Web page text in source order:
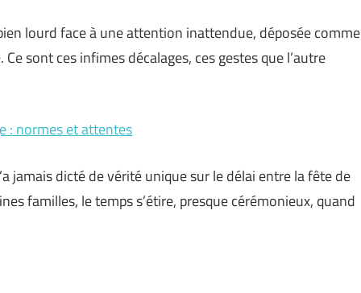
lourd face à une attention inattendue, déposée comme
sont ces infimes décalages, ces gestes que l’autre
: normes et attentes
jamais dicté de vérité unique sur le délai entre la fête de
familles, le temps s’étire, presque cérémonieux, quand